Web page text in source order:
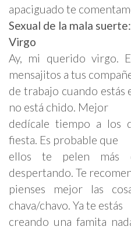
apaciguado te
Sexual de la mala suerte:
Virgo
Ay, mi querido virgo.
mensajitos a tus
de trabajo cuando estás
no está chido. Mejor
dedícale tiempo a los
fiesta. Es probable que
ellos te pelen más
despertando. Te
pienses mejor las
chava/chavo. Ya te estás
creando una famita